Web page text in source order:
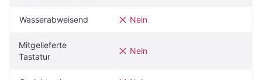
Wasserabweisend Nein
Mitgelieferte
Tastatur
Nein